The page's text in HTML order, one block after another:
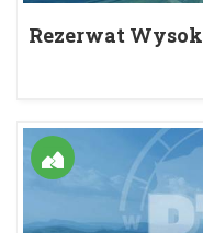
Rezerwat